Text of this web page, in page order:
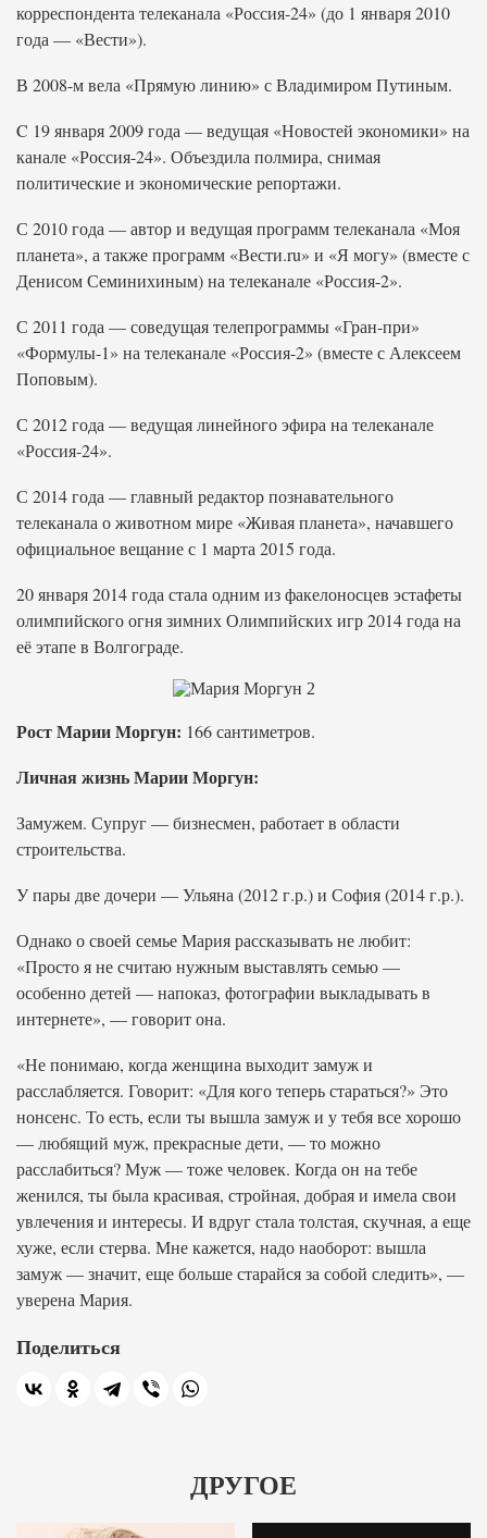
корреспондента телеканала «Россия-24» (до 1 января 2010
года — «Вести»).
В 2008-м вела «Прямую линию» с Владимиром Путиным.
C 19 января 2009 года — ведущая «Новостей экономики» на
канале «Россия-24». Объездила полмира, снимая
политические и экономические репортажи.
С 2010 года — автор и ведущая программ телеканала «Моя
планета», а также программ «Вести.ru» и «Я могу» (вместе с
Денисом Семинихиным) на телеканале «Россия-2».
С 2011 года — соведущая телепрограммы «Гран-при»
«Формулы-1» на телеканале «Россия-2» (вместе с Алексеем
Поповым).
С 2012 года — ведущая линейного эфира на телеканале
«Россия-24».
С 2014 года — главный редактор познавательного
телеканала о животном мире «Живая планета», начавшего
официальное вещание с 1 марта 2015 года.
20 января 2014 года стала одним из факелоносцев эстафеты
олимпийского огня зимних Олимпийских игр 2014 года на
её этапе в Волгограде.
Рост Марии Моргун: 166 сантиметров.
Личная жизнь Марии Моргун:
Замужем. Супруг — бизнесмен, работает в области
строительства.
У пары две дочери — Ульяна (2012 г.р.) и София (2014 г.р.).
Однако о своей семье Мария рассказывать не любит:
«Просто я не считаю нужным выставлять семью —
особенно детей — напоказ, фотографии выкладывать в
интернете», — говорит она.
«Не понимаю, когда женщина выходит замуж и
расслабляется. Говорит: «Для кого теперь стараться?» Это
нонсенс. То есть, если ты вышла замуж и у тебя все хорошо
— любящий муж, прекрасные дети, — то можно
расслабиться? Муж — тоже человек. Когда он на тебе
женился, ты была красивая, стройная, добрая и имела свои
увлечения и интересы. И вдруг стала толстая, скучная, а еще
хуже, если стерва. Мне кажется, надо наоборот: вышла
замуж — значит, еще больше старайся за собой следить», —
уверена Мария.
Поделиться
ДРУГОЕ